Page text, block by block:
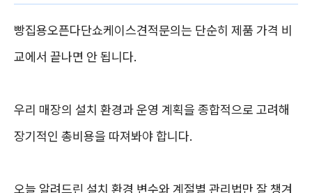
빵집용오픈다단쇼케이스견적문의는 단순히 제품 가격 비
교에서 끝나면 안 됩니다.
우리 매장의 설치 환경과 운영 계획을 종합적으로 고려해
장기적인 총비용을 따져봐야 합니다.
오늘 알려드린 설치 환경 변수와 계절별 관리법만 잘 챙겨